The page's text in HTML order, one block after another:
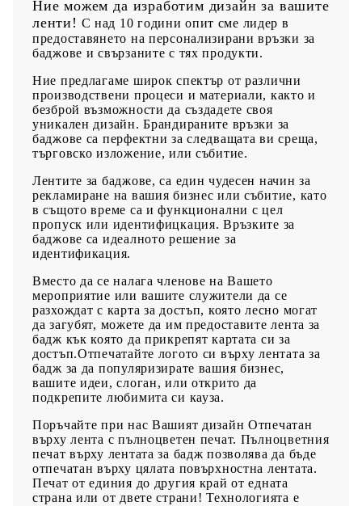
Ние можем да изработим дизайн за вашите
ленти! С над 10 години опит сме лидер в
предоставянето на персонализирани връзки за
баджове и свързаните с тях продукти.
Ние предлагаме широк спектър от различни
производствени процеси и материали, както и
безброй възможности да създадете своя
уникален дизайн. Брандираните връзки за
баджове са перфектни за следващата ви среща,
търговско изложение, или събитие.
Лентите за баджове, са един чудесен начин за
рекламиране на вашия бизнес или събитие, като
в същото време са и функционални с цел
пропуск или идентифицкация. Връзките за
баджове са идеалното решение за
идентификация.
Вместо да се налага членове на Вашето
мероприятие или вашите служители да се
разхождат с карта за достъп, която лесно могат
да загубят, можете да им предоставите лента за
бадж кък която да прикрепят картата си за
достъп.Отпечатайте логото си върху лентата за
бадж за да популяризирате вашия бизнес,
вашите идеи, слоган, или открито да
подкрепите любимита си кауза.
Поръчайте при нас Вашият дизайн Отпечатан
върху лента с пълноцветен печат. Пълноцветния
печат върху лентата за бадж позволява да бъде
отпечатан върху цялата повърхностна лентата.
Печат от единия до другия край от едната
страна или от двете страни! Технологията е